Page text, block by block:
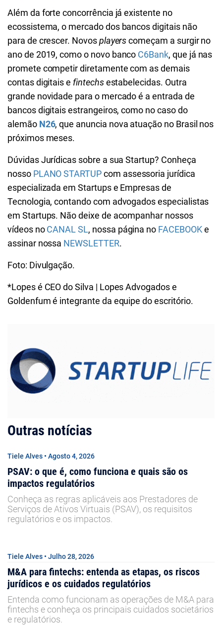
Além da forte concorrência já existente no
ecossistema, o mercado dos bancos digitais não
para de crescer. Novosplayerscomeçam a surgir no
ano de 2019, como o novo banco C6Bank, que já nas
promete competir diretamente com as demais
contas digitais e fintechsestabelecidas. Outra
grande novidade para o mercado é a entrada de
bancos digitais estrangeiros, como no caso do
alemão N26, que anuncia nova atuação no Brasil nos
próximos meses.
Dúvidas Jurídicas sobre a sua Startup? Conheça
nosso PLANO STARTUPcom assessoria jurídica
especializada em Startups e Empresas de
Tecnologia, contando com advogados especialistas
em Startups. Não deixe de acompanhar nossos
vídeos noCANAL SL, nossa página no FACEBOOKe
assinar nossa NEWSLETTER.
Foto: Divulgação.
*Lopes é CEO do Silva | Lopes Advogados e
Goldenfum é integrante da equipe do escritório.
Outras notícias
Tiele Alves • Agosto 4, 2026
PSAV: o que é, como funciona e quais são os
impactos regulatórios
Conheça as regras aplicáveis aos Prestadores de
Serviços de Ativos Virtuais (PSAV), os requisitos
regulatórios e os impactos.
Tiele Alves • Julho 28, 2026
M&A para fintechs: entenda as etapas, os riscos
jurídicos e os cuidados regulatórios
Entenda como funcionam as operações de M&A para
fintechs e conheça os principais cuidados societários
e regulatórios.